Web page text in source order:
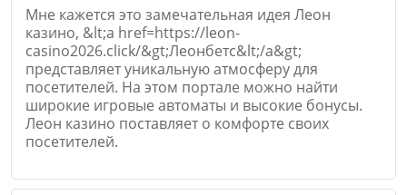
Откажи
Email
Мне кажется это замечательная идея Леон
казино, &lt;a href=https://leon-
casino2026.click/&gt;Леонбетс&lt;/a&gt;
представляет уникальную атмосферу для
посетителей. На этом портале можно найти
широкие игровые автоматы и высокие бонусы.
Леон казино поставляет о комфорте своих
посетителей.